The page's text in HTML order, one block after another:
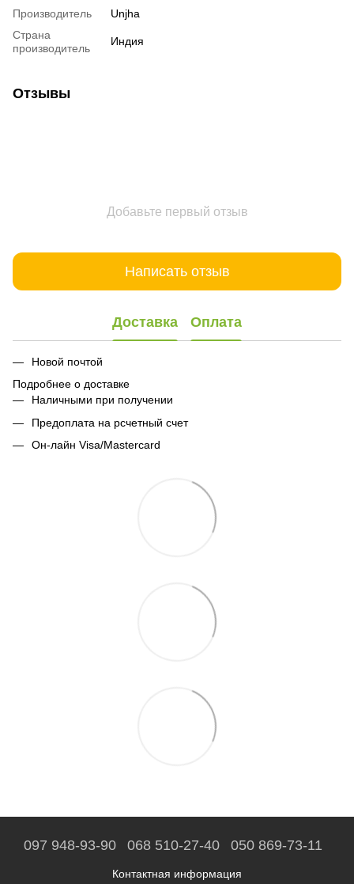
Производитель
Unjha
Страна
производитель
Индия
Отзывы
Добавьте первый отзыв
Написать отзыв
Доставка Оплата
Новой почтой
Подробнее о доставке
Наличными при получении
Предоплата на рсчетный счет
Он-лайн Visa/Mastercard
097 948-93-90 068 510-27-40 050 869-73-11
Контактная информация